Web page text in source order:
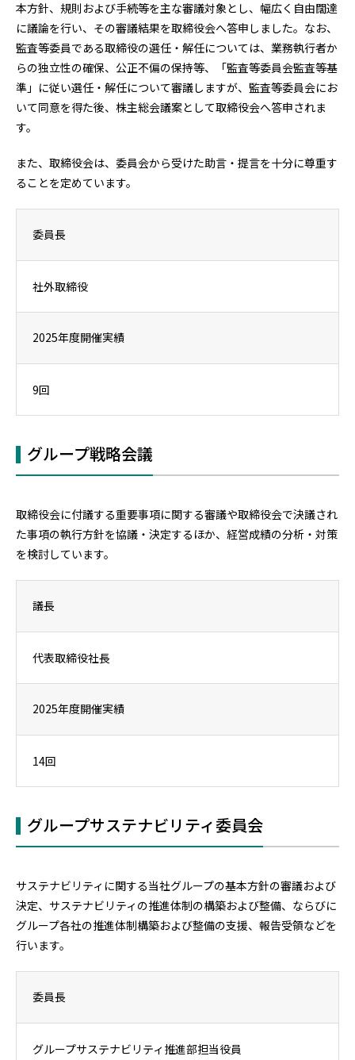
本方針、規則および手続等を主な審議対象とし、幅広く自由闊達
に議論を行い、その審議結果を取締役会へ答申しました。なお、
監査等委員である取締役の選任・解任については、業務執行者か
らの独立性の確保、公正不偏の保持等、「監査等委員会監査等基
準」に従い選任・解任について審議しますが、監査等委員会にお
いて同意を得た後、株主総会議案として取締役会へ答申されま
す。
また、取締役会は、委員会から受けた助言・提言を十分に尊重す
ることを定めています。
委員長
社外取締役
2025年度開催実績
9回
グループ戦略会議
取締役会に付議する重要事項に関する審議や取締役会で決議され
た事項の執行方針を協議・決定するほか、経営成績の分析・対策
を検討しています。
議長
代表取締役社長
2025年度開催実績
14回
グループサステナビリティ委員会
サステナビリティに関する当社グループの基本方針の審議および
決定、サステナビリティの推進体制の構築および整備、ならびに
グループ各社の推進体制構築および整備の支援、報告受領などを
行います。
委員長
グループサステナビリティ推進部担当役員